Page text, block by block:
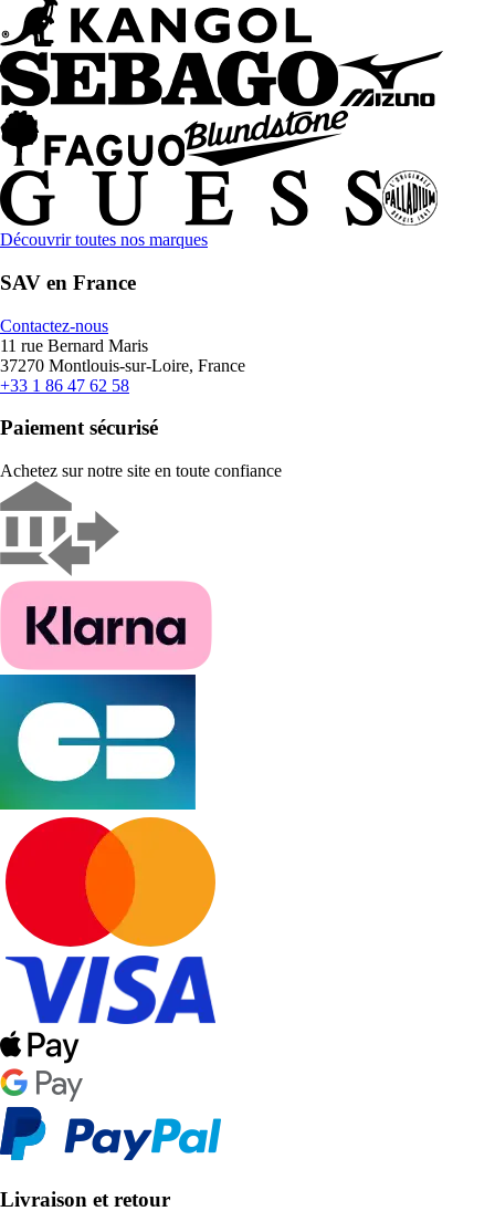
Découvrir toutes nos marques
SAV en France
Contactez-nous
11 rue Bernard Maris
37270 Montlouis-sur-Loire, France
+33 1 86 47 62 58
Paiement sécurisé
Achetez sur notre site en toute confiance
Livraison et retour